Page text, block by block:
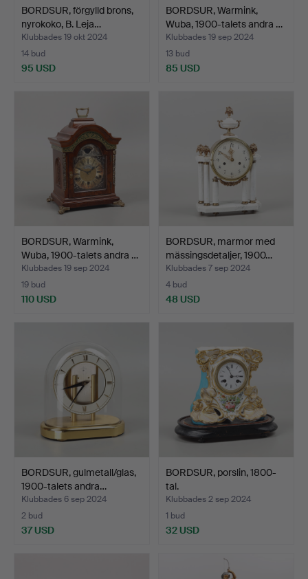
BORDSUR, förgylld brons,
nyrokoko, B. Leja…
Klubbades 19 okt 2024
14 bud
95 USD
BORDSUR, Warmink,
Wuba, 1900-talets andra …
Klubbades 19 sep 2024
13 bud
85 USD
BORDSUR, Warmink,
Wuba, 1900-talets andra …
Klubbades 19 sep 2024
19 bud
110 USD
BORDSUR, marmor med
mässingsdetaljer, 1900…
Klubbades 7 sep 2024
4 bud
48 USD
BORDSUR, gulmetall/glas,
1900-talets andra…
Klubbades 6 sep 2024
2 bud
37 USD
BORDSUR, porslin, 1800-
tal.
Klubbades 2 sep 2024
1 bud
32 USD